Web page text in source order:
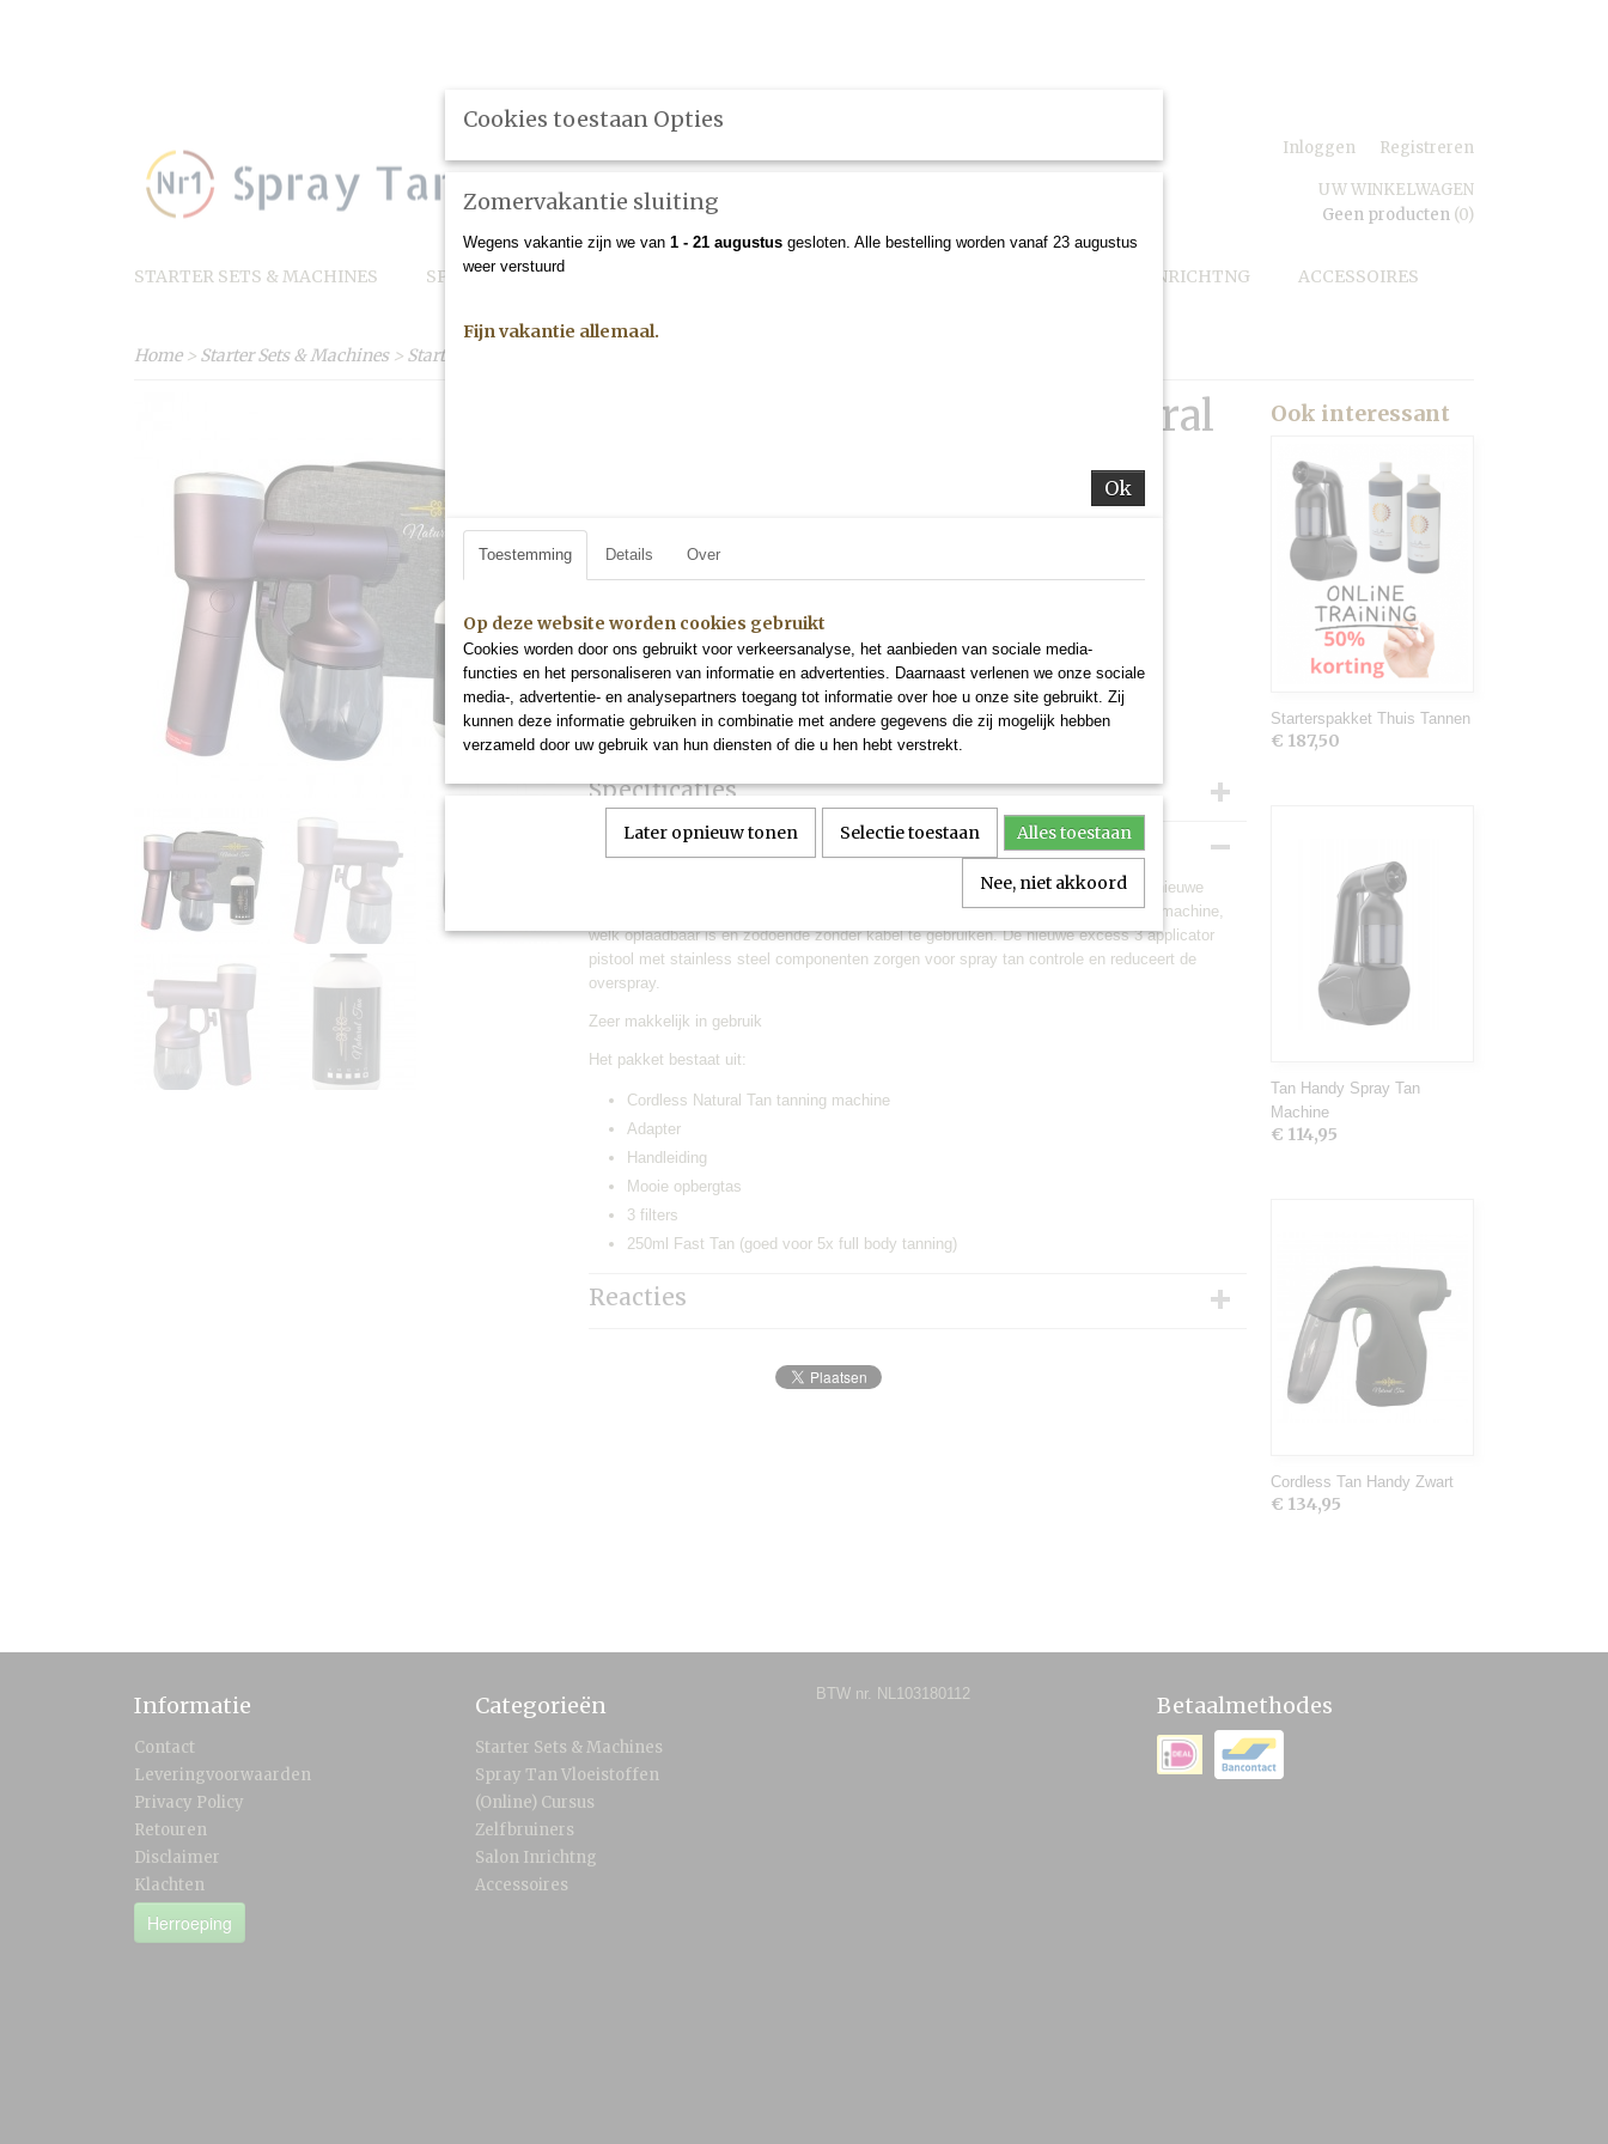
Inloggen Registreren
UW WINKELWAGEN
Geen producten (0)
STARTER SETS & MACHINES SPRAY TAN VLOEISTOFFEN SALON INRICHTNG ACCESSOIRES
Home> Starter Sets & Machines> Starterspakket Cordless Natural Tan Brons Fast Tan
Starterspakket Cordless Natural
Op voorraad
IN WINKELWAGEN
Specificaties
EAN code 7421128417885
Omschrijving
Deze professionele draagbare tan machine met Micro-Whirlwind Technology is de nieuwe
generatie spray tanning machines. Lichtgewicht, compact en mobiel. Ideale kleine machine,
welk oplaadbaar is en zodoende zonder kabel te gebruiken. De nieuwe excess 3 applicator
pistool met stainless steel componenten zorgen voor spray tan controle en reduceert de
overspray.
Zeer makkelijk in gebruik
Het pakket bestaat uit:
Cordless Natural Tan tanning machine
Adapter
Handleiding
Mooie opbergtas
3 filters
250ml Fast Tan (goed voor 5x full body tanning)
Reacties
Ook interessant
Starterspakket Thuis Tannen
€ 187,50
Tan Handy Spray Tan
Machine
€ 114,95
Cordless Tan Handy Zwart
€ 134,95
Informatie
Contact
Leveringvoorwaarden
Privacy Policy
Retouren
Disclaimer
Klachten
Herroeping
Categorieën
Starter Sets & Machines
Spray Tan Vloeistoffen
(Online) Cursus
Zelfbruiners
Salon Inrichtng
Accessoires
BTW nr. NL103180112 Betaalmethodes
Cookies toestaan Opties
Zomervakantie sluiting
Wegens vakantie zijn we van 1 - 21 augustus gesloten. Alle bestelling worden vanaf 23 augustus
weer verstuurd
Fijn vakantie allemaal.
Ok
Toestemming Details Over
Op deze website worden cookies gebruikt
Cookies worden door ons gebruikt voor verkeersanalyse, het aanbieden van sociale media-
functies en het personaliseren van informatie en advertenties. Daarnaast verlenen we onze sociale
media-, advertentie- en analysepartners toegang tot informatie over hoe u onze site gebruikt. Zij
kunnen deze informatie gebruiken in combinatie met andere gegevens die zij mogelijk hebben
verzameld door uw gebruik van hun diensten of die u hen hebt verstrekt.
Later opnieuw tonen Selectie toestaan Alles toestaan
Nee, niet akkoord